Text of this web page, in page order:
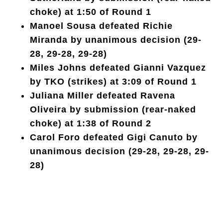
choke) at 1:50 of Round 1
Manoel Sousa defeated Richie
Miranda by unanimous decision (29-
28, 29-28, 29-28)
Miles Johns defeated Gianni Vazquez
by TKO (strikes) at 3:09 of Round 1
Juliana Miller defeated Ravena
Oliveira by submission (rear-naked
choke) at 1:38 of Round 2
Carol Foro defeated Gigi Canuto by
unanimous decision (29-28, 29-28, 29-
28)